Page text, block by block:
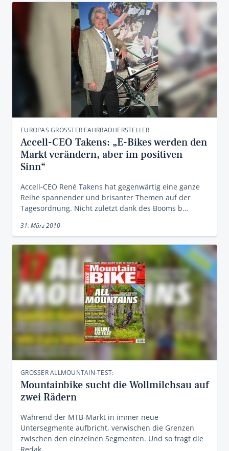
EUROPAS GRÖSSTER FAHRRADHERSTELLER
Accell-CEO Takens: „E-Bikes werden den
Markt verändern, aber im positiven
Sinn“
Accell-CEO René Takens hat gegenwärtig eine ganze
Reihe spannender und brisanter Themen auf der
Tagesordnung. Nicht zuletzt dank des Booms b…
31. März 2010
GROSSER ALLMOUNTAIN-TEST:
Mountainbike sucht die Wollmilchsau auf
zwei Rädern
Während der MTB-Markt in immer neue
Untersegmente aufbricht, verwischen die Grenzen
zwischen den einzelnen Segmenten. Und so fragt die